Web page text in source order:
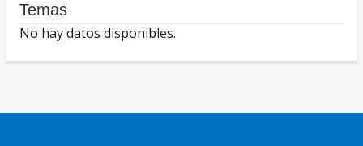
Temas
No hay datos disponibles.